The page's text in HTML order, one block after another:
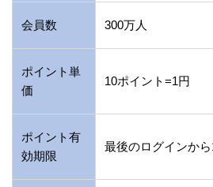
会員数 300万人
ポイント単
価
10ポイント=1円
ポイント有
効期限
最後のログインから